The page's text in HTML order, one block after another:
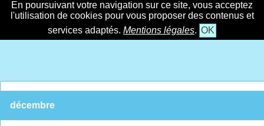
En poursuivant votre navigation sur ce site, vous acceptez
l'utilisation de cookies pour vous proposer des contenus et
services adaptés. Mentions légales. OK
décembre